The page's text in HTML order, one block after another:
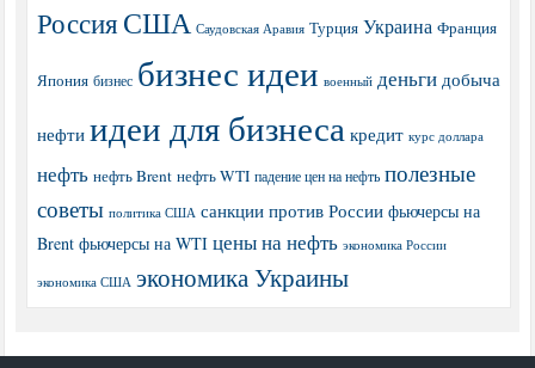
РоссияСША Саудовская Аравия Турция Украина Франция
Япония бизнес бизнес идеи военный деньги добыча
нефти идеи для бизнеса кредит курс доллара
нефть нефть Brent нефть WTI падение цен на нефть полезные
советы политика США санкции против России фьючерсы на
Brent фьючерсы на WTI цены на нефть экономика России
экономика США экономика Украины